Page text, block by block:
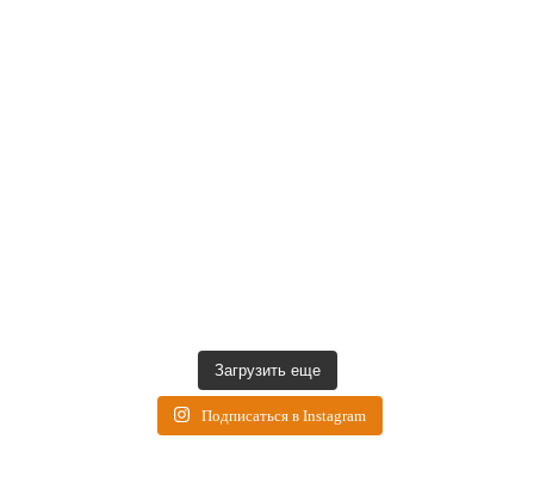
Загрузить еще
Подписаться в Instagram